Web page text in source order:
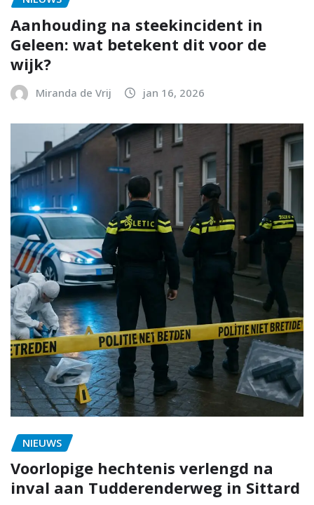
Aanhouding na steekincident in
Geleen: wat betekent dit voor de
wijk?
Miranda de Vrij jan 16, 2026
NIEUWS
Voorlopige hechtenis verlengd na
inval aan Tudderenderweg in Sittard